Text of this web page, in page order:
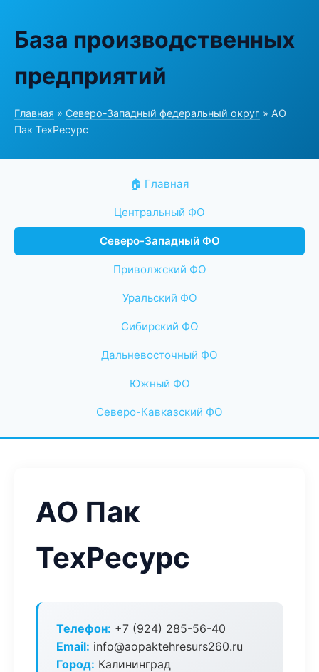
База производственных
предприятий
Главная » Северо-Западный федеральный округ » АО
Пак ТехРесурс
🏠 Главная
Центральный ФО
Северо-Западный ФО
Приволжский ФО
Уральский ФО
Сибирский ФО
Дальневосточный ФО
Южный ФО
Северо-Кавказский ФО
АО Пак
ТехРесурс
Телефон: +7 (924) 285-56-40
Email: info@aopaktehresurs260.ru
Город: Калининград